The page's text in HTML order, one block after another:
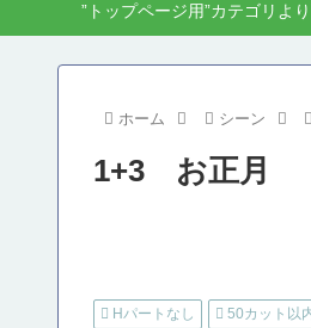
”トップページ用”カテゴリよ
ホーム シーン
1+3 お正月
Hパートなし 50カット以